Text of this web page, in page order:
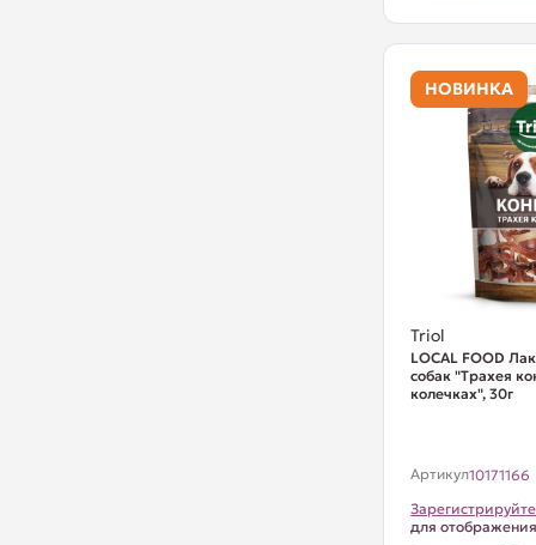
НОВИНКА
Triol
LOCAL FOOD
собак "Трахея
колечках", 30г
Артикул10171166
для